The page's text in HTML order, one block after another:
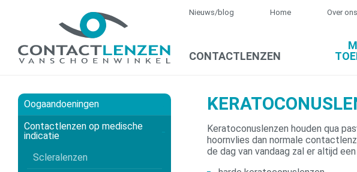
Nieuws/blog Home Over ons
CONTACTLENZEN
Oogaandoeningen
Contactlenzen op medische
indicatie
Scleralenzen
Keratoconuslenzen houden qua
hoornvlies dan normale
de dag van vandaag zal er altijd